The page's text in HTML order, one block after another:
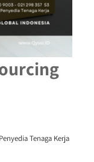
Tenaga Kerja